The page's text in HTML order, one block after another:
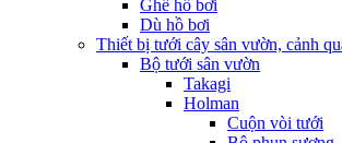
Ghế hồ bơi
Dù hồ bơi
Thiết bị tưới cây sân vườn, cảnh
Bộ tưới sân vườn
Takagi
Holman
Cuộn vòi tưới